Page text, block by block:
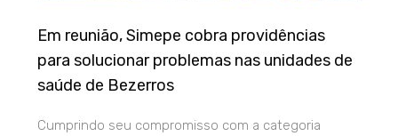
Em reunião, Simepe cobra providências
para solucionar problemas nas unidades de
saúde de Bezerros
Cumprindo seu compromisso com a categoria